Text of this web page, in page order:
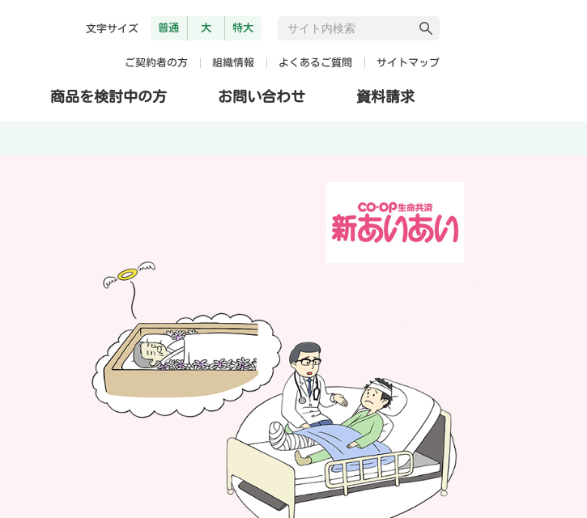
文字サイズ 普通 大 特大
ご契約者の方 組織情報 よくあるご質問 サイトマップ
商品を検討中の方 お問い合わせ 資料請求